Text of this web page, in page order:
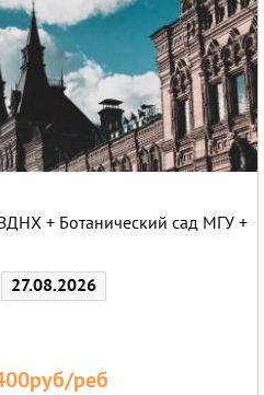
+ Ботанический сад МГУ +
27.08.2026
реб